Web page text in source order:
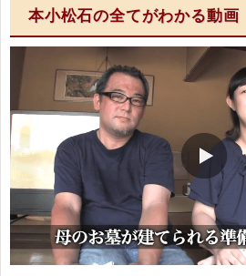
本小松石の全てがわかる動画